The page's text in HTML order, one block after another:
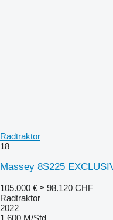
Radtraktor
18
Massey 8S225
105.000 € ≈ 98.120 CHF
Radtraktor
2022
1.600 M/Std.